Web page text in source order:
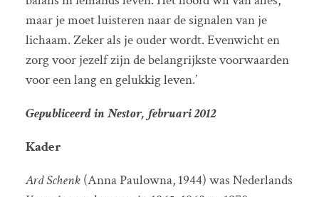
maar je moet luisteren naar de signalen van je
lichaam. Zeker als je ouder wordt. Evenwicht en
zorg voor jezelf zijn de belangrijkste voorwaarden
voor een lang en gelukkig leven.’
Gepubliceerd in Nestor, februari 2012
Kader
Ard Schenk (Anna Paulowna, 1944) was Nederlands